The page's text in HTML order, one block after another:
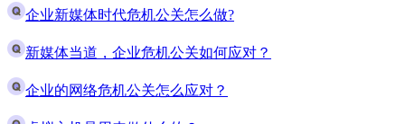
企业新媒体时代危机公关怎么做?
新媒体当道，企业危机公关如何应对？
企业的网络危机公关怎么应对？